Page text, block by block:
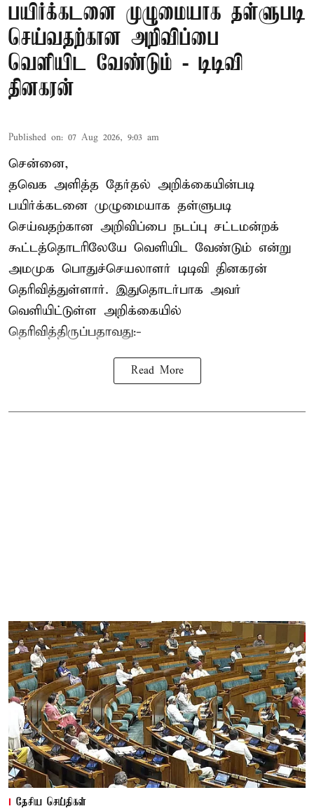
பயிர்க்கடனை முழுமையாக தள்ளுபடி
செய்வதற்கான அறிவிப்பை
வெளியிட வேண்டும் - டிடிவி
தினகரன்
Published on: 07 Aug 2026, 9:03 am
சென்னை,
தவெக அளித்த தேர்தல் அறிக்கையின்படி
பயிர்க்கடனை முழுமையாக தள்ளுபடி
செய்வதற்கான அறிவிப்பை நடப்பு சட்டமன்றக்
கூட்டத்தொடரிலேயே வெளியிட வேண்டும் என்று
அமமுக பொதுச்செயலாளர் டிடிவி தினகரன்
தெரிவித்துள்ளார். இதுதொடர்பாக அவர்
வெளியிட்டுள்ள அறிக்கையில்
தெரிவித்திருப்பதாவது:-
Read More
தேசிய செய்திகள்